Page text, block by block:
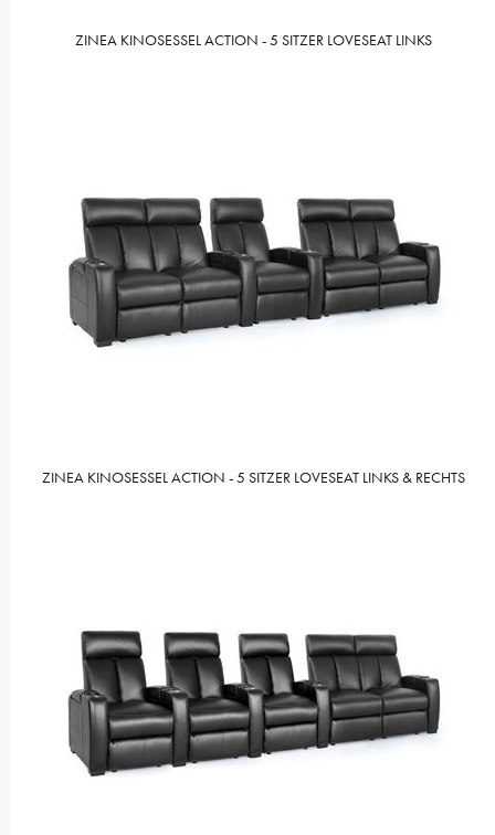
ZINEA KINOSESSEL ACTION - 5 SITZER LOVESEAT LINKS
ZINEA KINOSESSEL ACTION - 5 SITZER LOVESEAT LINKS & RECHTS